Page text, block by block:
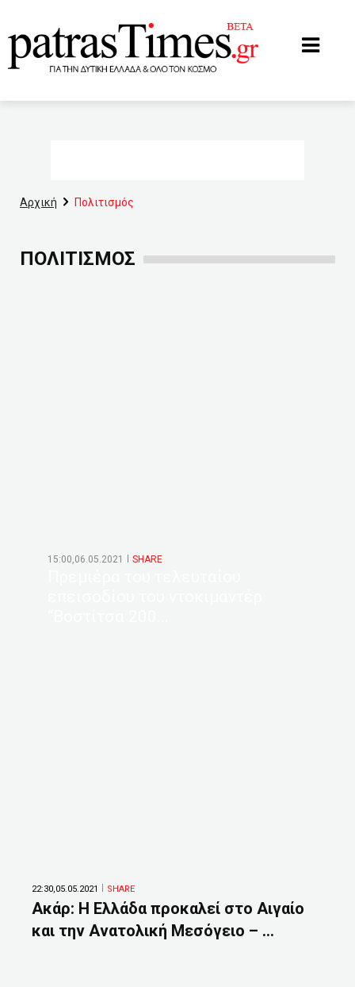
Αρχική Πολιτισμός
ΠΟΛΙΤΙΣΜΌΣ
15:00,06.05.2021 SHARE
22:30,05.05.2021 SHARE
Ακάρ: Η Ελλάδα προκαλεί στο Αιγαίο
και την Ανατολική Μεσόγειο – ...